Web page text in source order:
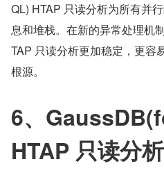
QL) HTAP 只读分析为所有并
息和堆栈。在新的异常处理机
TAP 只读分析更加稳定，更容
根源。
6、
HTAP 只读分